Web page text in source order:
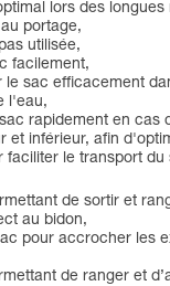
lors des
portage,
utilisée,
facilement,
sac efficacement
l'eau,
rapidement en cas
inférieur, afin
faciliter le transport du
de sortir et
au bidon,
pour accrocher les
de ranger et